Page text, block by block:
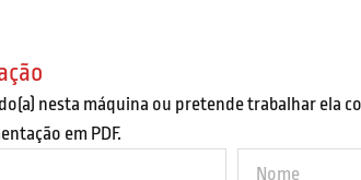
nesta máquina ou pretende trabalhar ela
em PDF.